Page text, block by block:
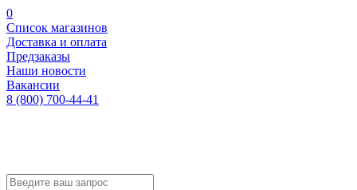
0
Список магазинов
Доставка и оплата
Предзаказы
Наши новости
Вакансии
8 (800) 700-44-41